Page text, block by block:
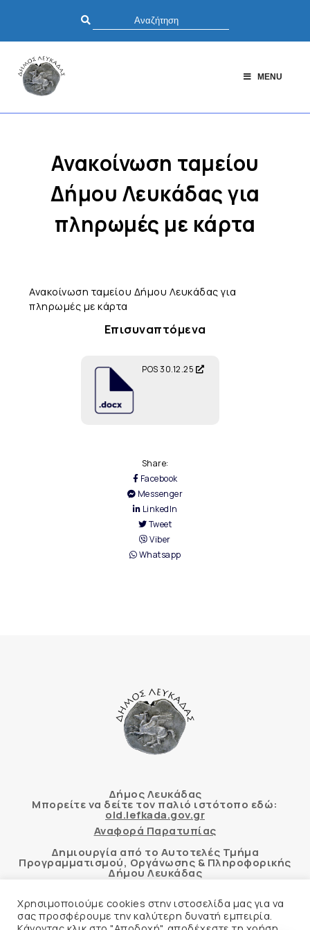
MENU
Ανακοίνωση ταμείου
Δήμου Λευκάδας για
πληρωμές με κάρτα
Ανακοίνωση ταμείου Δήμου Λευκάδας για
πληρωμές με κάρτα
Επισυναπτόμενα
POS 30.12.25
Share:
Facebook
Messenger
LinkedIn
Tweet
Viber
Whatsapp
Δήμος Λευκάδας
Μπορείτε να δείτε τον παλιό ιστότοπο εδώ:
old.lefkada.gov.gr
Αναφορά Παρατυπίας
Δημιουργία από το Αυτοτελές Τμήμα
Προγραμματισμού, Οργάνωσης & Πληροφορικής
Δήμου Λευκάδας
Χρησιμοποιούμε cookies στην ιστοσελίδα μας για να
σας προσφέρουμε την καλύτερη δυνατή εμπειρία.